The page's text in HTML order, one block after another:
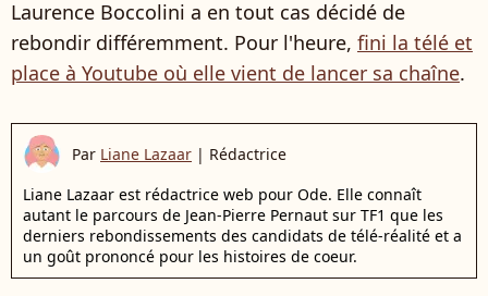
Laurence Boccolini a en tout cas décidé de
rebondir différemment. Pour l'heure, fini la télé et
place à Youtube où elle vient de lancer sa chaîne.
Par Liane Lazaar | Rédactrice
Liane Lazaar est rédactrice web pour Ode. Elle connaît
autant le parcours de Jean-Pierre Pernaut sur TF1 que les
derniers rebondissements des candidats de télé-réalité et a
un goût prononcé pour les histoires de coeur.